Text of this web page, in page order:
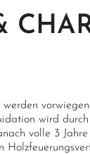
wird
volle 3